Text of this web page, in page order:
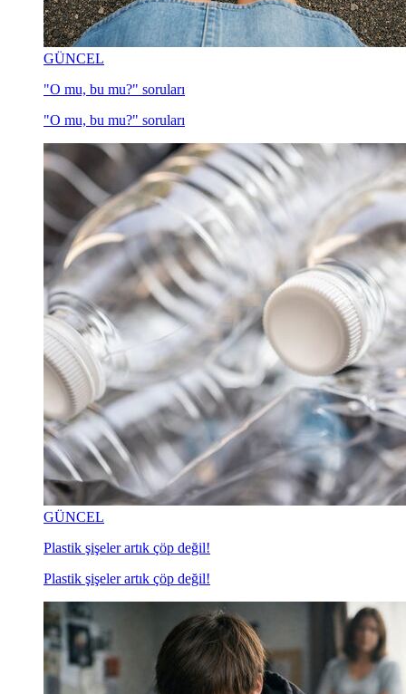
GÜNCEL
"O mu, bu mu?" soruları
"O mu, bu mu?" soruları
GÜNCEL
Plastik şişeler artık çöp değil!
Plastik şişeler artık çöp değil!